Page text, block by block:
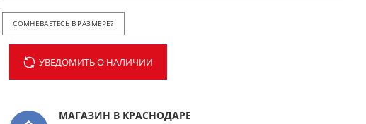
УВЕДОМИТЬ О НАЛИЧИИ
СОМНЕВАЕТЕСЬ В РАЗМЕРЕ?
МАГАЗИН В КРАСНОДАРЕ